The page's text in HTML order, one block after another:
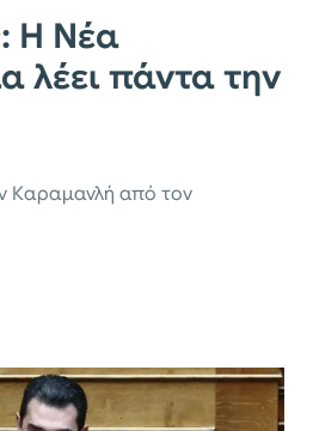
Η Νέα
λέει πάντα την
Καραμανλή από τον